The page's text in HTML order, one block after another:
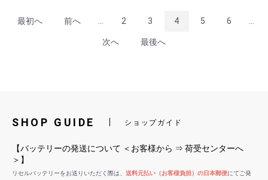
最初へ 前へ ... 2 3 4 5 6 ...
次へ 最後へ
SHOP GUIDE ショップガイド
【バッテリーの発送について ＜お客様から ⇒ 荷受センターへ
＞】
リセルバッテリーをお送りいただく際は、 送料元払い（お客様負担）の日本郵便にてご発